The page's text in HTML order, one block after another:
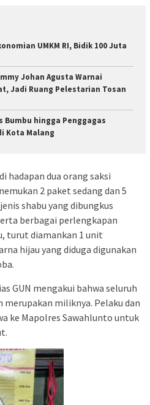
UMKM RI, Bidik 100 Juta
Johan Agusta Warnai
Jadi Ruang Pelestarian Tosan
Bumbu hingga Penggagas
Kota Malang
hadapan dua orang saksi
2 paket sedang dan 5
shabu yang dibungkus
berbagai perlengkapan
turut diamankan 1 unit
hijau yang diduga digunakan
GUN mengakui bahwa seluruh
miliknya. Pelaku dan
ke Mapolres Sawahlunto untuk